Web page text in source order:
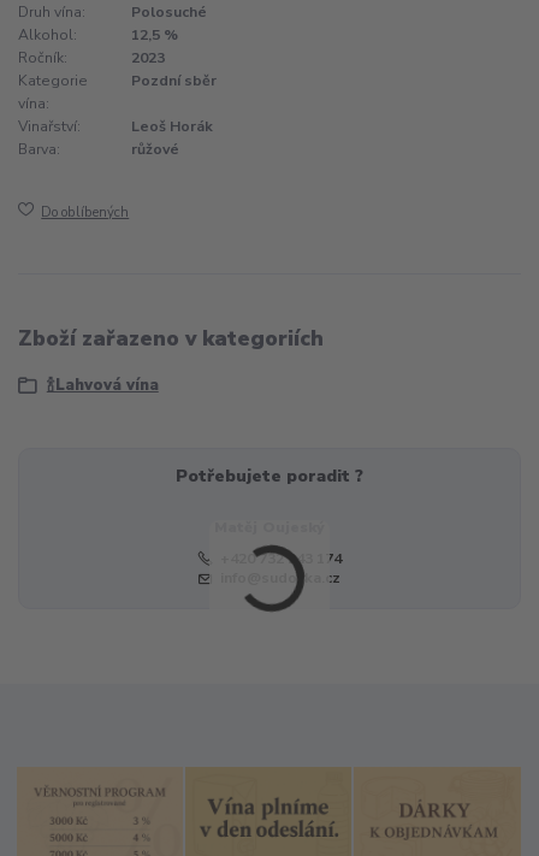
Druh vína:
Polosuché
Alkohol:
12,5 %
Ročník:
2023
Kategorie
vína:
Pozdní sběr
Vinařství:
Leoš Horák
Barva:
růžové
Do oblíbených
Zboží zařazeno v kategoriích
🍾Lahvová vína
Potřebujete poradit ?
+420 732 243 174
info@sudovka.cz